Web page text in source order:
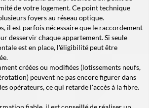
de votre logement. Ce point technique
foyers au réseau optique.
il est parfois nécessaire que le raccordement
desservir chaque appartement. Si seule
est en place, l'éligibilité peut être
créées ou modifiées (lotissements neufs,
peuvent ne pas encore figurer dans
opérateurs, ce qui retarde l'accès à la fibre.